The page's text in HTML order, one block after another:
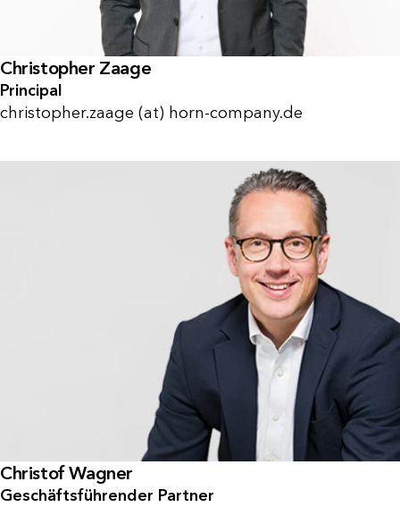
Christopher Zaage
Principal
christopher.zaage (at) horn-company.de
Christof Wagner
Geschäftsführender Partner